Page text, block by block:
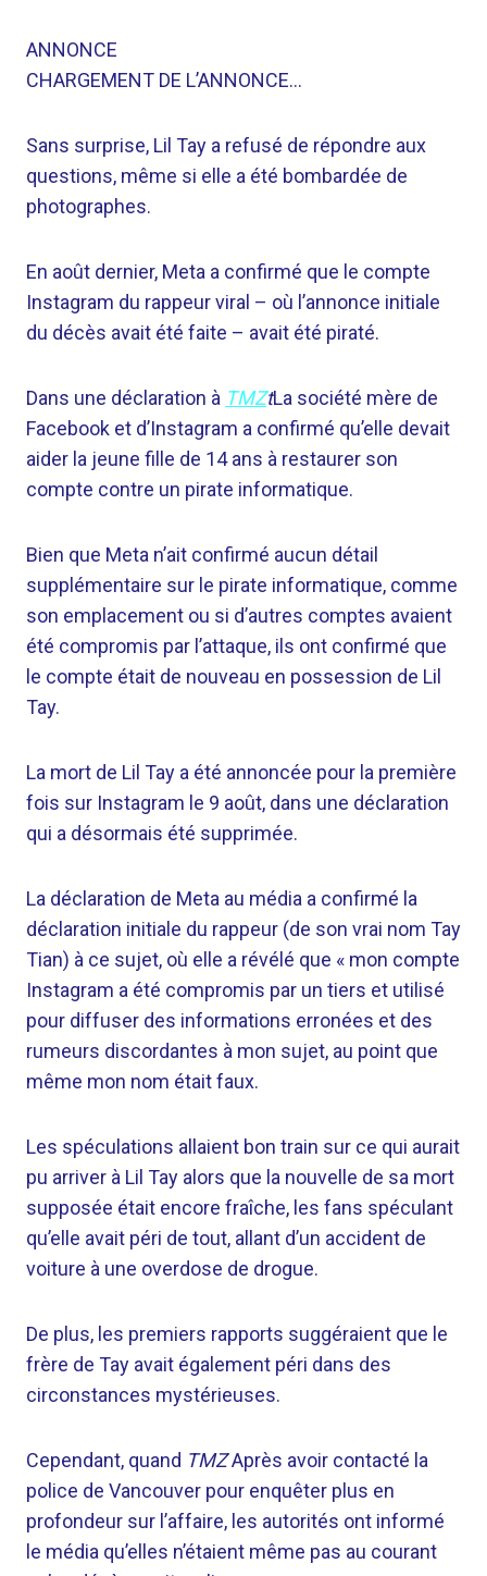
ANNONCE
CHARGEMENT DE L’ANNONCE…
Sans surprise, Lil Tay a refusé de répondre aux
questions, même si elle a été bombardée de
photographes.
En août dernier, Meta a confirmé que le compte
Instagram du rappeur viral – où l’annonce initiale
du décès avait été faite – avait été piraté.
Dans une déclaration à TMZtLa société mère de
Facebook et d’Instagram a confirmé qu’elle devait
aider la jeune fille de 14 ans à restaurer son
compte contre un pirate informatique.
Bien que Meta n’ait confirmé aucun détail
supplémentaire sur le pirate informatique, comme
son emplacement ou si d’autres comptes avaient
été compromis par l’attaque, ils ont confirmé que
le compte était de nouveau en possession de Lil
Tay.
La mort de Lil Tay a été annoncée pour la première
fois sur Instagram le 9 août, dans une déclaration
qui a désormais été supprimée.
La déclaration de Meta au média a confirmé la
déclaration initiale du rappeur (de son vrai nom Tay
Tian) à ce sujet, où elle a révélé que « mon compte
Instagram a été compromis par un tiers et utilisé
pour diffuser des informations erronées et des
rumeurs discordantes à mon sujet, au point que
même mon nom était faux.
Les spéculations allaient bon train sur ce qui aurait
pu arriver à Lil Tay alors que la nouvelle de sa mort
supposée était encore fraîche, les fans spéculant
qu’elle avait péri de tout, allant d’un accident de
voiture à une overdose de drogue.
De plus, les premiers rapports suggéraient que le
frère de Tay avait également péri dans des
circonstances mystérieuses.
Cependant, quand TMZAprès avoir contacté la
police de Vancouver pour enquêter plus en
profondeur sur l’affaire, les autorités ont informé
le média qu’elles n’étaient même pas au courant